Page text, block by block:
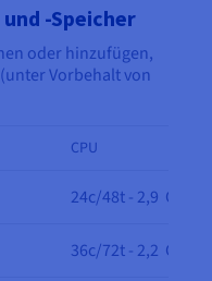
-Speicher
oder hinzufügen,
Vorbehalt von
CPU
24c/48t - 2,9 GHz
36c/72t - 2,2 GHz